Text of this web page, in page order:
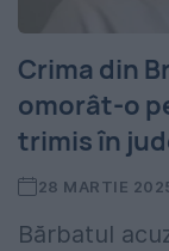
Crima din
omorât-o
trimis în
28 MARTIE
Bărbatul